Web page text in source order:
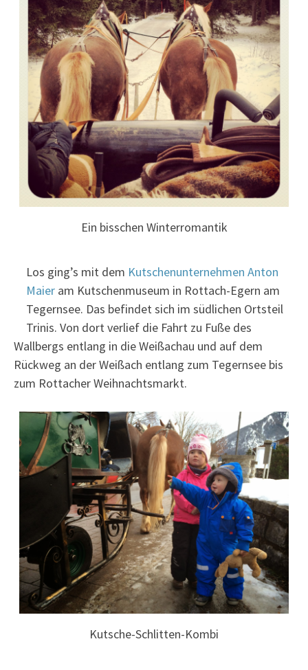
Ein bisschen Winterromantik
Los ging’s mit dem Kutschenunternehmen Anton
Maier am Kutschenmuseum in Rottach-Egern am
Tegernsee. Das befindet sich im südlichen Ortsteil
Trinis. Von dort verlief die Fahrt zu Fuße des
Wallbergs entlang in die Weißachau und auf dem
Rückweg an der Weißach entlang zum Tegernsee bis
zum Rottacher Weihnachtsmarkt.
Kutsche-Schlitten-Kombi